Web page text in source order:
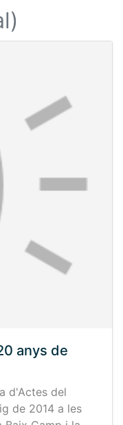
anys de
d'Actes del
de 2014 a les